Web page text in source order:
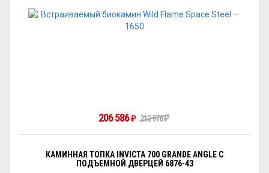
206 586₽ 212 976₽
КАМИННАЯ ТОПКА INVICTA 700 GRANDE ANGLE С
ПОДЪЕМНОЙ ДВЕРЦЕЙ 6876-43